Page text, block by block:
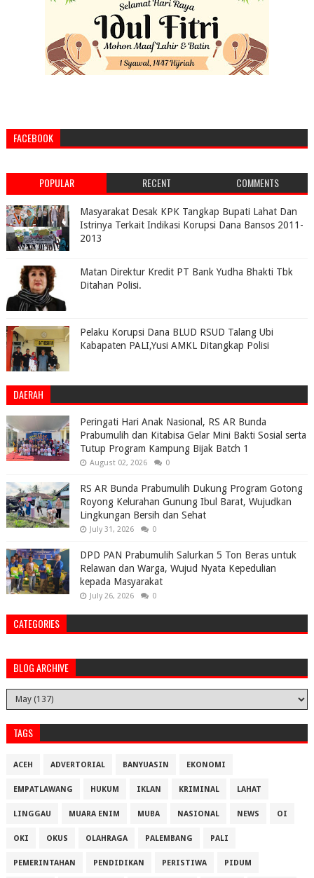
FACEBOOK
POPULAR RECENT COMMENTS
Masyarakat Desak KPK Tangkap Bupati Lahat Dan
Istrinya Terkait Indikasi Korupsi Dana Bansos 2011-
2013
Matan Direktur Kredit PT Bank Yudha Bhakti Tbk
Ditahan Polisi.
Pelaku Korupsi Dana BLUD RSUD Talang Ubi
Kabapaten PALI,Yusi AMKL Ditangkap Polisi
DAERAH
Peringati Hari Anak Nasional, RS AR Bunda
Prabumulih dan Kitabisa Gelar Mini Bakti Sosial serta
Tutup Program Kampung Bijak Batch 1
August 02, 2026 0
RS AR Bunda Prabumulih Dukung Program Gotong
Royong Kelurahan Gunung Ibul Barat, Wujudkan
Lingkungan Bersih dan Sehat
July 31, 2026 0
DPD PAN Prabumulih Salurkan 5 Ton Beras untuk
Relawan dan Warga, Wujud Nyata Kepedulian
kepada Masyarakat
July 26, 2026 0
CATEGORIES
BLOG ARCHIVE
TAGS
ACEH ADVERTORIAL BANYUASIN EKONOMI
EMPATLAWANG HUKUM IKLAN KRIMINAL LAHAT
LINGGAU MUARA ENIM MUBA NASIONAL NEWS OI
OKI OKUS OLAHRAGA PALEMBANG PALI
PEMERINTAHAN PENDIDIKAN PERISTIWA PIDUM